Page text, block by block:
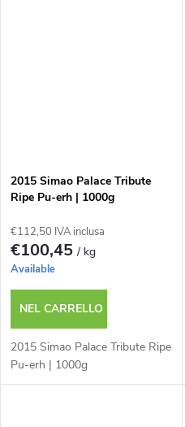
2015 Simao Palace Tribute
Ripe Pu-erh | 1000g
€112,50 IVA inclusa
€100,45/ kg
Available
NEL CARRELLO
2015 Simao Palace Tribute Ripe
Pu-erh | 1000g